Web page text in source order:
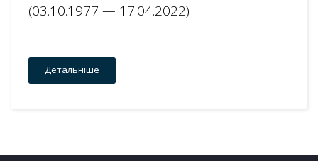
(03.10.1977 — 17.04.2022)
Детальніше